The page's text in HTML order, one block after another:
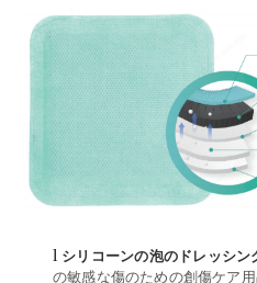
l シリコーンの泡のドレッシン
の敏感な傷のための創傷ケア